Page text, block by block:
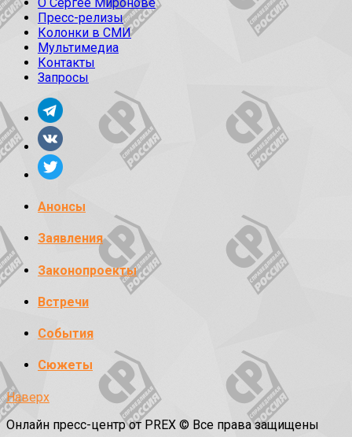
Пресс-релизы
Колонки в СМИ
Мультимедиа
Контакты
Запросы
Анонсы
Заявления
Законопроекты
Встречи
События
Сюжеты
Наверх
Онлайн пресс-центр от PREX © Все права защищены